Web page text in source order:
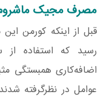
مصرف مجیک
قبل از اینکه کورمن
رسید که استفاده از
اضافه‌کاری همبستگی
عوامل در نظرگرفته